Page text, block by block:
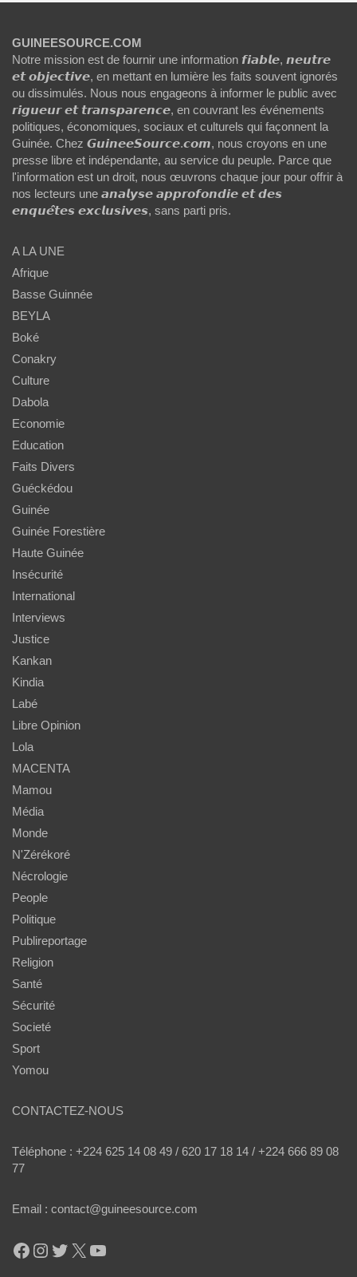
GUINEESOURCE.COM
Notre mission est de fournir une information 𝙛𝙞𝙖𝙗𝙡𝙚, 𝙣𝙚𝙪𝙩𝙧𝙚
𝙚𝙩 𝙤𝙗𝙟𝙚𝙘𝙩𝙞𝙫𝙚, en mettant en lumière les faits souvent ignorés
ou dissimulés. Nous nous engageons à informer le public avec
𝙧𝙞𝙜𝙪𝙚𝙪𝙧 𝙚𝙩 𝙩𝙧𝙖𝙣𝙨𝙥𝙖𝙧𝙚𝙣𝙘𝙚, en couvrant les événements
politiques, économiques, sociaux et culturels qui façonnent la
Guinée. Chez 𝙂𝙪𝙞𝙣𝙚𝙚𝙎𝙤𝙪𝙧𝙘𝙚.𝙘𝙤𝙢, nous croyons en une
presse libre et indépendante, au service du peuple. Parce que
l'information est un droit, nous œuvrons chaque jour pour offrir à
nos lecteurs une 𝙖𝙣𝙖𝙡𝙮𝙨𝙚 𝙖𝙥𝙥𝙧𝙤𝙛𝙤𝙣𝙙𝙞𝙚 𝙚𝙩 𝙙𝙚𝙨
𝙚𝙣𝙦𝙪𝙚̂𝙩𝙚𝙨 𝙚𝙭𝙘𝙡𝙪𝙨𝙞𝙫𝙚𝙨, sans parti pris.
A LA UNE
Afrique
Basse Guinnée
BEYLA
Boké
Conakry
Culture
Dabola
Economie
Education
Faits Divers
Guéckédou
Guinée
Guinée Forestière
Haute Guinée
Insécurité
International
Interviews
Justice
Kankan
Kindia
Labé
Libre Opinion
Lola
MACENTA
Mamou
Média
Monde
N'Zérékoré
Nécrologie
People
Politique
Publireportage
Religion
Santé
Sécurité
Societé
Sport
Yomou
CONTACTEZ-NOUS
Téléphone : +224 625 14 08 49 / 620 17 18 14 / +224 666 89 08
77
Email : contact@guineesource.com
Facebook
Instagram
Twitter
X YouTube